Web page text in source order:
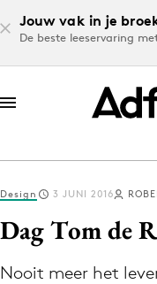
Jouw vak in je
De beste leeservaring
Log in
Design 3 JUNI 2016
Dag Tom de
Nooit meer het